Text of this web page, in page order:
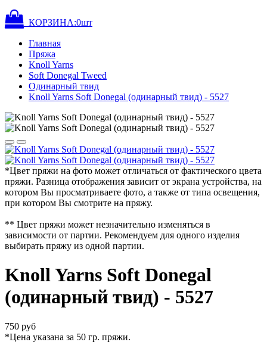
КОРЗИНА:0шт
Главная
Пряжа
Knoll Yarns
Soft Donegal Tweed
Одинарный твид
Knoll Yarns Soft Donegal (одинарный твид) - 5527
*Цвет пряжи на фото может отличаться от фактического цвета
пряжи. Разница отображения зависит от экрана устройства, на
котором Вы просматриваете фото, а также от типа освещения,
при котором Вы смотрите на пряжу.
** Цвет пряжи может незначительно изменяться в
зависимости от партии. Рекомендуем для одного изделия
выбирать пряжу из одной партии.
Knoll Yarns Soft Donegal
(одинарный твид) - 5527
750 руб
*Цена указана за 50 гр. пряжи.